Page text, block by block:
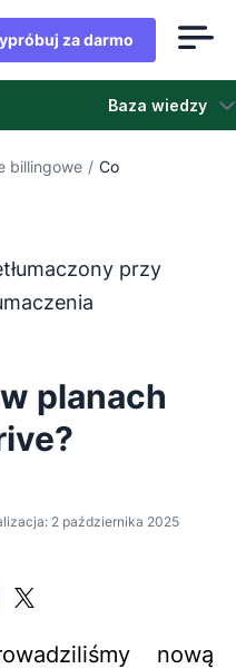
za darmo
Baza wiedzy
billingowe / Co
z języka
przy
planach
2 października 2025
nową